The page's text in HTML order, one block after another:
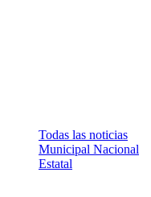
Todas las noticias
Municipal Nacional
Estatal